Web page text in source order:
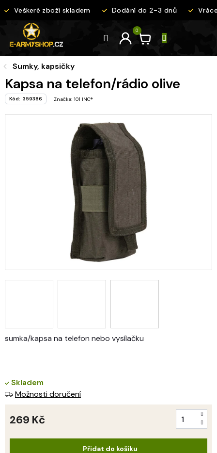
na
Veškeré zboží skladem Dodání do 2-3 dnů
Sumky, kapsičky
Kapsa na telefon/rádio olive
Kód: 359386 Značka: 101 INC®
sumka/kapsa na telefon nebo vysílačku
Skladem
Možnosti doručení
269 Kč
Přidat do košíku